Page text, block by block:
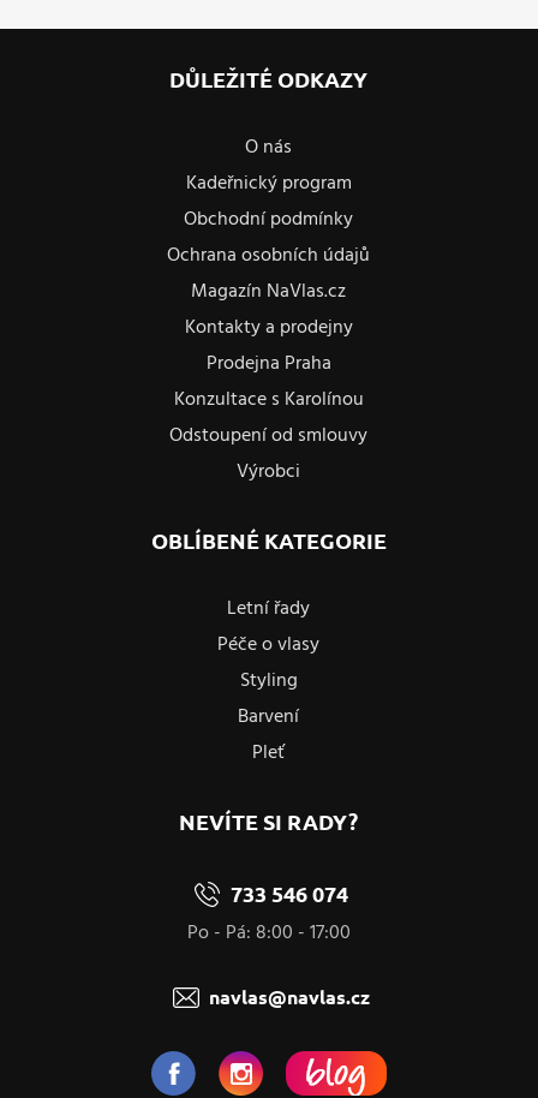
DŮLEŽITÉ ODKAZY
O nás
Kadeřnický program
Obchodní podmínky
Ochrana osobních údajů
Magazín NaVlas.cz
Kontakty a prodejny
Prodejna Praha
Konzultace s Karolínou
Odstoupení od smlouvy
Výrobci
OBLÍBENÉ KATEGORIE
Letní řady
Péče o vlasy
Styling
Barvení
Pleť
NEVÍTE SI RADY?
733 546 074
Po - Pá: 8:00 - 17:00
navlas@navlas.cz